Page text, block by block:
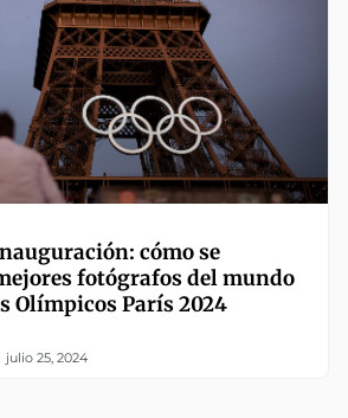
cómo se
fotógrafos del mundo
Olímpicos París 2024
julio 25, 2024